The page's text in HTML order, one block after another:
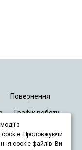
Повернення
Графік роботи
Львів
з
cookie. Продовжуючи
cookie-файлів. Ви